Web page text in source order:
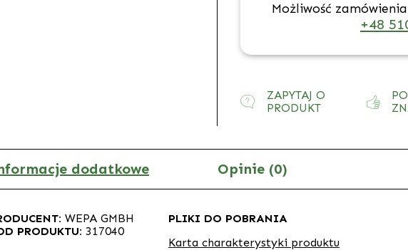
Możliwość
+48
ZAPYTAJ O
PRODUKT
dodatkowe Opinie (0)
WEPA GMBH
PRODUKTU: 317040
PLIKI DO POBRANIA
Karta charakterystyki produktu